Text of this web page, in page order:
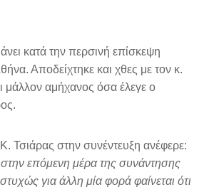
κατά την περσινή επίσκεψη
Αποδείχτηκε και χθες με τον κ.
μάλλον αμήχανος όσα έλεγε ο
Τσιάρας στην συνέντευξη ανέφερε:
επόμενη μέρα της συνάντησης
για άλλη μία φορά φαίνεται ότι